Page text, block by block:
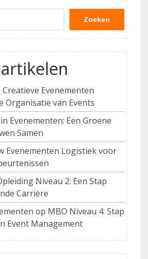
Zoeken
Evenementen
Organisatie van Events
Evenementen: Een Groene
Samen
Evenementen Logistiek voor
Niveau 2: Een Stap
Carrière
op MBO Niveau 4: Stap
Event Management